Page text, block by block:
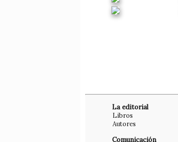
La editorial
Libros
Autores
Comunicación